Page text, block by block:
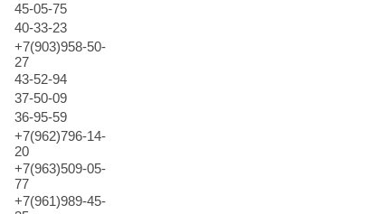
45-05-75
40-33-23
+7(903)958-50-
27
43-52-94
37-50-09
36-95-59
+7(962)796-14-
20
+7(963)509-05-
77
+7(961)989-45-